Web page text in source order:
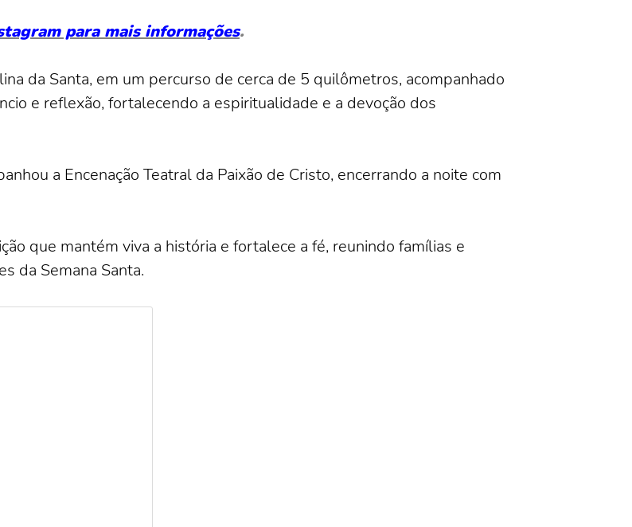
para mais informações.
da Santa, em um percurso de cerca de 5 quilômetros, acompanhado
e reflexão, fortalecendo a espiritualidade e a devoção dos
a Encenação Teatral da Paixão de Cristo, encerrando a noite com
que mantém viva a história e fortalece a fé, reunindo famílias e
da Semana Santa.